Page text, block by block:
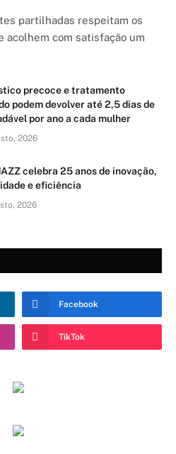
partilhadas respeitam os
acolhem com satisfação um
precoce e tratamento
podem devolver até 2,5 dias de
por ano a cada mulher
2026
celebra 25 anos de inovação,
e eficiência
2026
Facebook
TikTok